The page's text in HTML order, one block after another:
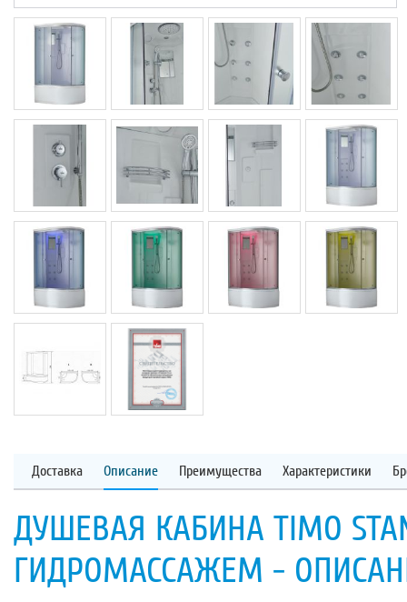
Доставка Описание Преимущества Характеристики
ДУШЕВАЯ КАБИНА TIMO
ГИДРОМАССАЖЕМ -